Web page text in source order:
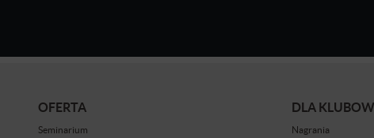
OFERTA
Seminarium
DLA
Nagrania